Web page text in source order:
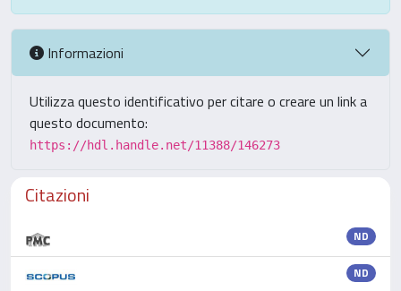
Informazioni
Utilizza questo identificativo per citare o creare un link a
questo documento:
https://hdl.handle.net/11388/146273
Citazioni
ND
ND